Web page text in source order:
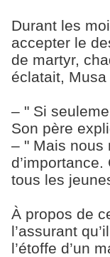
Durant les
accepter le
de martyr,
éclatait, Musa
– " Si
Son père
– " Mais nous
tous les
À propos de
l’assurant
l’étoffe d’un